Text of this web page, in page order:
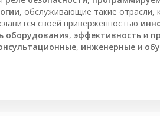
, обслуживающие такие отрасли,
своей приверженностью
оборудования, эффективность и
, инженерные и